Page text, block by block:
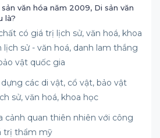
văn hóa năm 2009, Di sản văn
là?
có giá trị lịch sử, văn hoá, khoa
sử - văn hoá, danh lam thắng
vật quốc gia
các di vật, cổ vật, bảo vật
sử, văn hoá, khoa học
cảnh quan thiên nhiên với công
trị thẩm mỹ